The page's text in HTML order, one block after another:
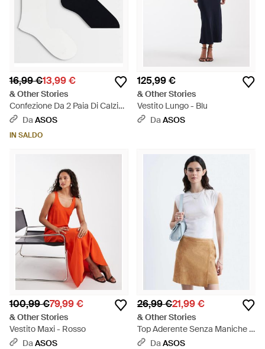
16,99 €13,99 €
& Other Stories
Confezione Da 2 Paia Di Calzini
Neri E Bianchi - Nero
DaASOS
IN SALDO
125,99 €
& Other Stories
Vestito Lungo - Blu
DaASOS
100,99 €79,99 €
& Other Stories
Vestito Maxi - Rosso
DaASOS
26,99 €21,99 €
& Other Stories
Top Aderente Senza Maniche -
Bianco
DaASOS